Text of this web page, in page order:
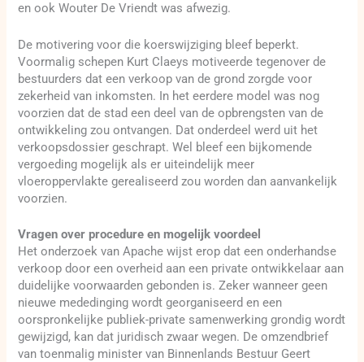
en ook Wouter De Vriendt was afwezig.
De motivering voor die koerswijziging bleef beperkt.
Voormalig schepen Kurt Claeys motiveerde tegenover de
bestuurders dat een verkoop van de grond zorgde voor
zekerheid van inkomsten. In het eerdere model was nog
voorzien dat de stad een deel van de opbrengsten van de
ontwikkeling zou ontvangen. Dat onderdeel werd uit het
verkoopsdossier geschrapt. Wel bleef een bijkomende
vergoeding mogelijk als er uiteindelijk meer
vloeroppervlakte gerealiseerd zou worden dan aanvankelijk
voorzien.
Vragen over procedure en mogelijk voordeel
Het onderzoek van Apache wijst erop dat een onderhandse
verkoop door een overheid aan een private ontwikkelaar aan
duidelijke voorwaarden gebonden is. Zeker wanneer geen
nieuwe mededinging wordt georganiseerd en een
oorspronkelijke publiek-private samenwerking grondig wordt
gewijzigd, kan dat juridisch zwaar wegen. De omzendbrief
van toenmalig minister van Binnenlands Bestuur Geert